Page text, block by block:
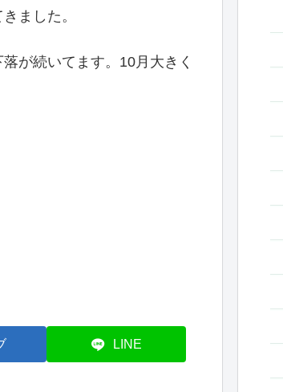
ました。
が続いてます。10月大きく
LINE